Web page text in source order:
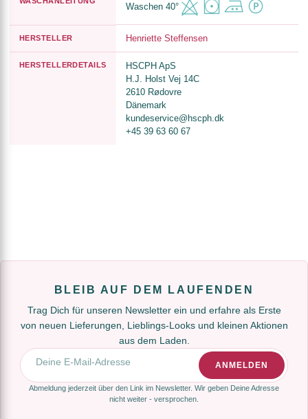
Waschen 40°
HERSTELLER Henriette Steffensen
HERSTELLERDETAILS
HSCPH ApS
H.J. Holst Vej 14C
2610 Rødovre
Dänemark
kundeservice@hscph.dk
+45 39 63 60 67
BLEIB AUF DEM LAUFENDEN
Trag Dich für unseren Newsletter ein und erfahre als Erste
von neuen Lieferungen, Lieblings-Looks und kleinen Aktionen
aus dem Laden.
E-Mail-Adresse
ANMELDEN
Abmeldung jederzeit über den Link im Newsletter. Wir geben Deine Adresse
nicht weiter - versprochen.